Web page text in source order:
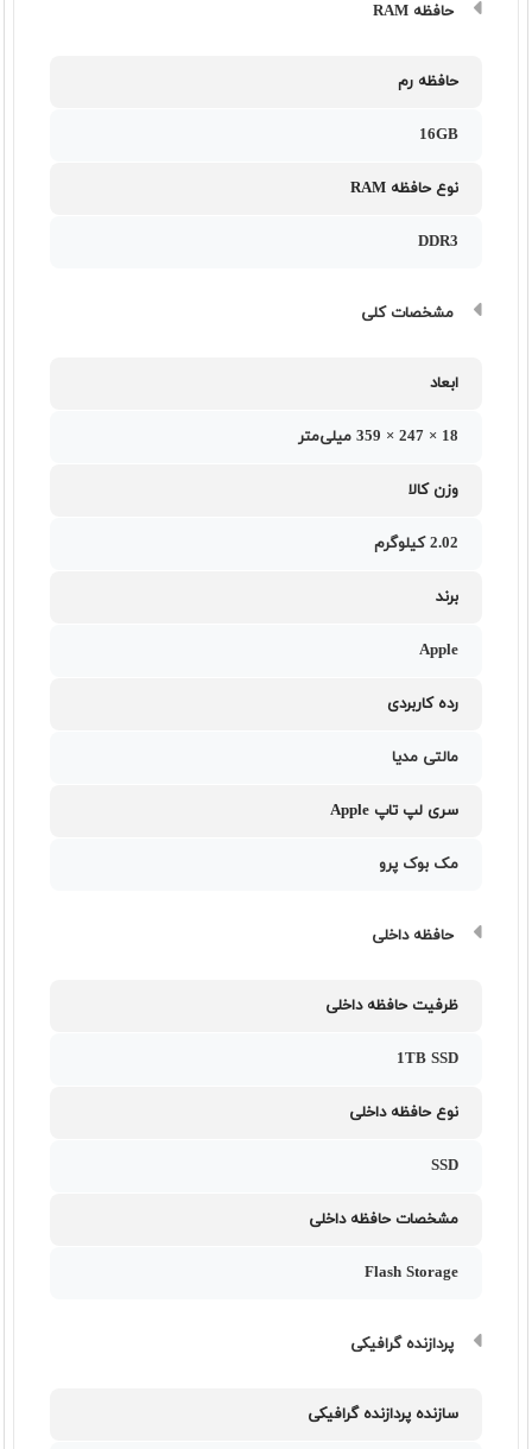
حافظه RAM
حافظه رم
16GB
نوع حافظه RAM
DDR3
مشخصات کلی
ابعاد
18 × 247 × 359 میلی‌متر
وزن کالا
2.02 کیلوگرم
برند
Apple
رده کاربردی
مالتی مدیا
سری لپ تاپ Apple
مک بوک پرو
حافظه داخلی
ظرفیت حافظه داخلی
1TB SSD
نوع حافظه داخلی
SSD
مشخصات حافظه داخلی
Flash Storage
پردازنده گرافیکی
سازنده پردازنده گرافیکی